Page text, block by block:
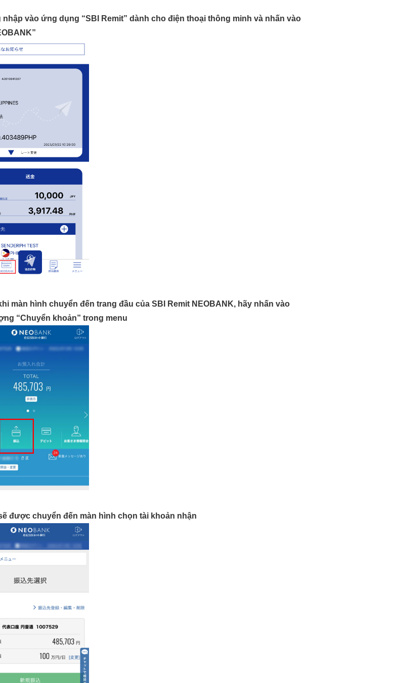
vào ứng dụng “SBI Remit” dành cho điện thoại thông minh và nhấn vào
màn hình chuyển đến trang đầu của SBI Remit NEOBANK, hãy nhấn vào
“Chuyển khoản” trong menu
được chuyển đến màn hình chọn tài khoản nhận